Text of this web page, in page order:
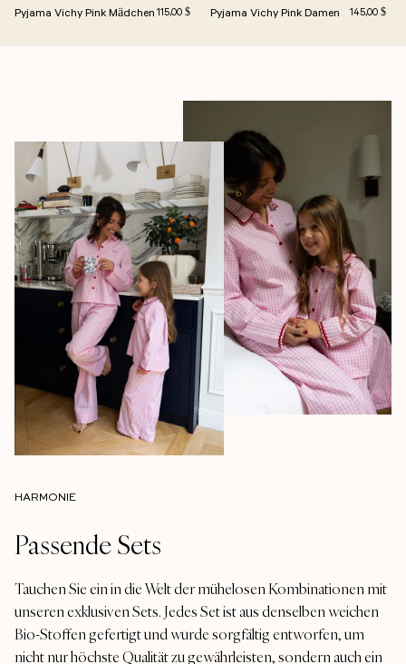
Pyjama Vichy Pink Mädchen Regulärer Preis
115,00 $ Pyjama Vichy Pink Damen Regulärer
145,00 $
HARMONIE
Passende Sets
Tauchen Sie ein in die Welt der mühelosen Kombinationen mit
unseren exklusiven Sets. Jedes Set ist aus denselben weichen
Bio-Stoffen gefertigt und wurde sorgfältig entworfen, um
nicht nur höchste Qualität zu gewährleisten, sondern auch ein